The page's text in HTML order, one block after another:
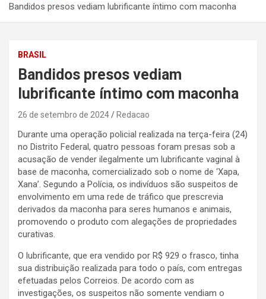
Bandidos presos vediam lubrificante íntimo com maconha
BRASIL
Bandidos presos vediam
lubrificante íntimo com maconha
26 de setembro de 2024 Redacao
Durante uma operação policial realizada na terça-feira (24)
no Distrito Federal, quatro pessoas foram presas sob a
acusação de vender ilegalmente um lubrificante vaginal à
base de maconha, comercializado sob o nome de ‘Xapa,
Xana’. Segundo a Polícia, os indivíduos são suspeitos de
envolvimento em uma rede de tráfico que prescrevia
derivados da maconha para seres humanos e animais,
promovendo o produto com alegações de propriedades
curativas.
O lubrificante, que era vendido por R$ 929 o frasco, tinha
sua distribuição realizada para todo o país, com entregas
efetuadas pelos Correios. De acordo com as
investigações, os suspeitos não somente vendiam o